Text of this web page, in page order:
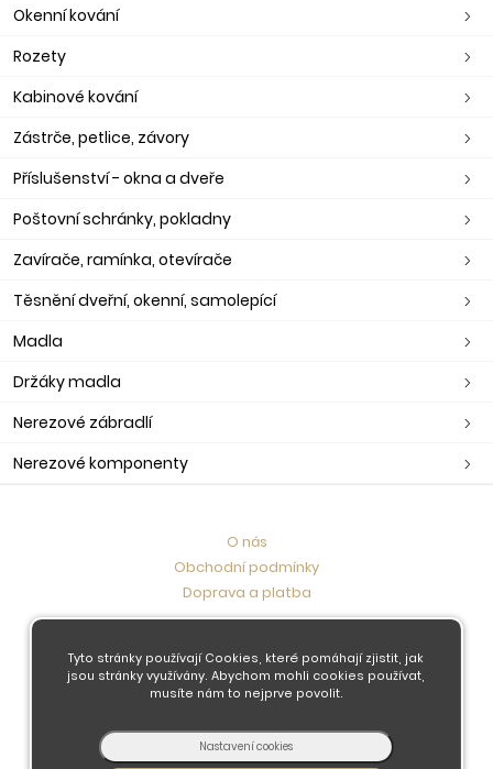
Okenní kování
Rozety
Kabinové kování
Zástrče, petlice, závory
Příslušenství - okna a dveře
Poštovní schránky, pokladny
Zavírače, ramínka, otevírače
Těsnění dveřní, okenní, samolepící
Madla
Držáky madla
Nerezové zábradlí
Nerezové komponenty
O nás
Obchodní podmínky
Doprava a platba
Kontaktujte nás
Tyto stránky používají Cookies, které pomáhají zjistit, jak
jsou stránky využívány. Abychom mohli cookies používat,
musíte nám to nejprve povolit.